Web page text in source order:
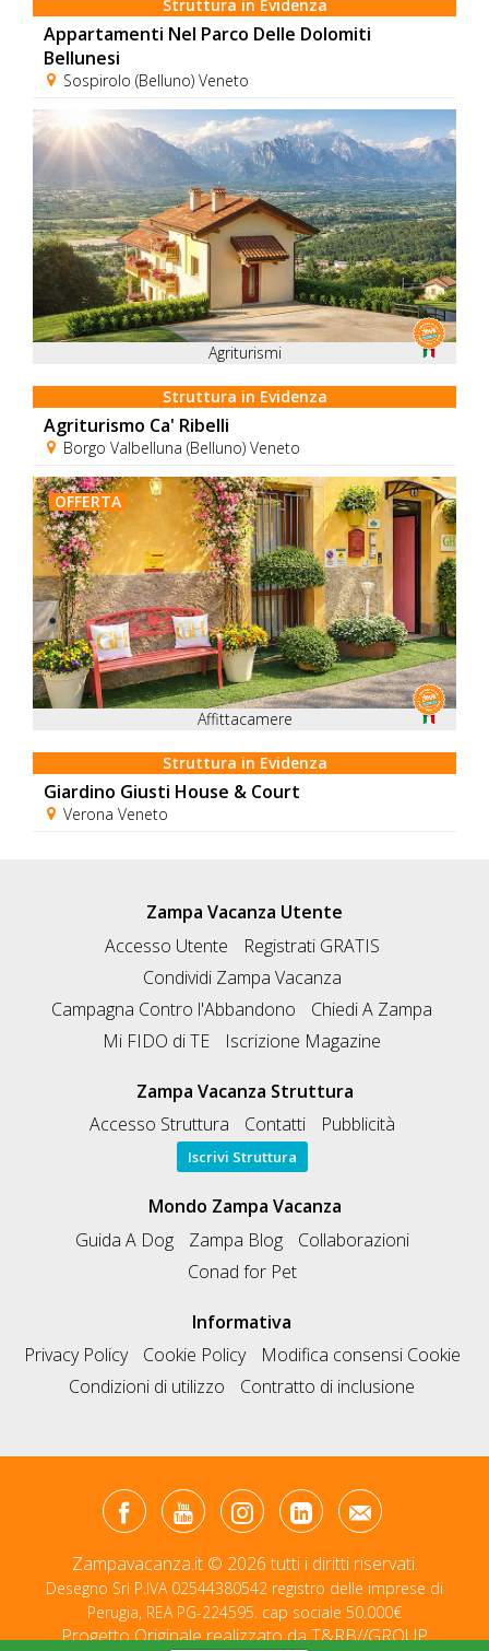
Struttura in Evidenza
Appartamenti Nel Parco Delle Dolomiti
Bellunesi
Sospirolo (Belluno) Veneto
Agriturismi
Struttura in Evidenza
Agriturismo Ca' Ribelli
Borgo Valbelluna (Belluno) Veneto
OFFERTA
Affittacamere
Struttura in Evidenza
Giardino Giusti House & Court
Verona Veneto
Zampa Vacanza Utente
Accesso Utente
Registrati GRATIS
Condividi Zampa Vacanza
Campagna Contro l'Abbandono
Chiedi A Zampa
Mi FIDO di TE
Iscrizione Magazine
Zampa Vacanza Struttura
Accesso Struttura
Contatti Pubblicità
Iscrivi Struttura
Mondo Zampa Vacanza
Guida A Dog
Zampa Blog
Collaborazioni
Conad for Pet
Informativa
Privacy Policy
Cookie Policy
Modifica consensi Cookie
Condizioni di utilizzo
Contratto di inclusione
Zampavacanza.it © 2026 tutti i diritti riservati.
Desegno Srl P.IVA 02544380542 registro delle imprese di
Perugia, REA PG-224595. cap sociale 50.000€
Progetto Originale realizzato daT&RB//GROUP